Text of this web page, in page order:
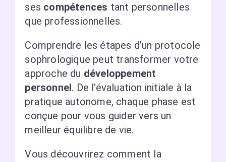
ses compétences tant personnelles
que professionnelles.
Comprendre les étapes d’un protocole
sophrologique peut transformer votre
approche du développement
personnel. De l’évaluation initiale à la
pratique autonome, chaque phase est
conçue pour vous guider vers un
meilleur équilibre de vie.
Vous découvrirez comment la